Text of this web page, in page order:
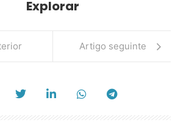
Explorar
Artigo seguinte